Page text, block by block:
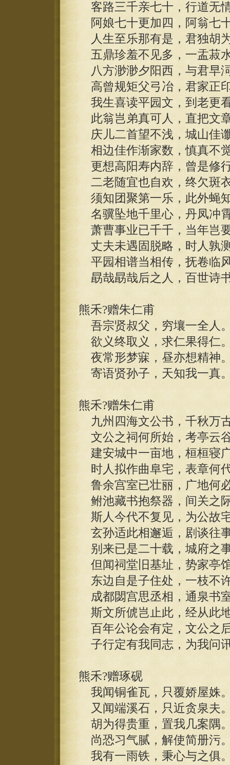
客路三千亲七十，行道无
阿娘七十更加四，阿翁七
人生至乐那有是，君独胡
五鼎珍羞不见多，一盂菽
八方渺渺夕阳西，与君早
高曾规矩父弓冶，君家正
我生喜读平园文，到老更
此翁岂弟真可人，直把文
庆儿二首望不浅，城山佳
相边佳作渐家数，慎真不
更想高阳寿内辞，曾是修
二老随宜也自欢，终欠斑
须知团聚第一乐，此外蝇
名骥坠地千里心，丹凤冲
萧曹事业已千千，当年岂
丈夫未遇固脱略，时人孰
平园相谱当相传，抚卷临
勗哉勗哉后之人，百世诗
熊禾?赠朱仁甫
吾宗贤叔父，穷壤一全人
欲义终取义，求仁果得仁
夜常形梦寐，昼亦想精神
寄语贤孙子，天知我一真
熊禾?赠朱仁甫
九州四海文公书，千秋万
文公之祠何所始，考亭云
建安城中一亩地，桓桓寝
时人拟作曲阜宅，表章何
鲁余宫室已壮丽，广地何
鲋池藏书抱祭器，间关之
斯人今代不复见，为公故
玄孙适此相邂逅，剧谈往
别来已是二十载，城府之
但闻祠堂旧基址，势家亭
东边自是子住处，一枝不
成都閟宫思丞相，通泉书
斯文所俿岂止此，经从此
百年公论会有定，文公之
子行定有我同志，为我问
熊禾?赠琢砚
我闻铜雀瓦，只覆娇屋姝
又闻端溪石，只近贪泉夫
胡为得贵重，置我几案隅
尚恐习气腻，解使简册污
我有一雨铁，秉心与之俱